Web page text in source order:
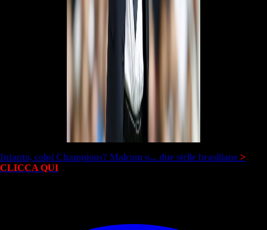
Intanto, colpi Champions? Malcom o... due stelle brasiliane >
CLICCA QUI